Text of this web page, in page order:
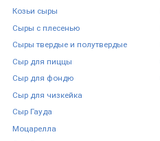
Козьи сыры
Сыры с плесенью
Сыры твердые и полутвердые
Сыр для пиццы
Сыр для фондю
Сыр для чизкейка
Сыр Гауда
Моцарелла